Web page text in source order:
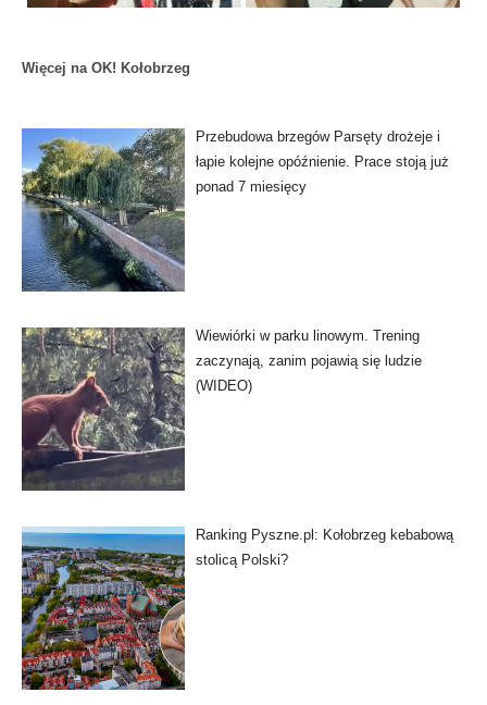
Więcej na OK! Kołobrzeg
Przebudowa brzegów Parsęty drożeje i
łapie kolejne opóźnienie. Prace stoją już
ponad 7 miesięcy
Wiewiórki w parku linowym. Trening
zaczynają, zanim pojawią się ludzie
(WIDEO)
Ranking Pyszne.pl: Kołobrzeg kebabową
stolicą Polski?